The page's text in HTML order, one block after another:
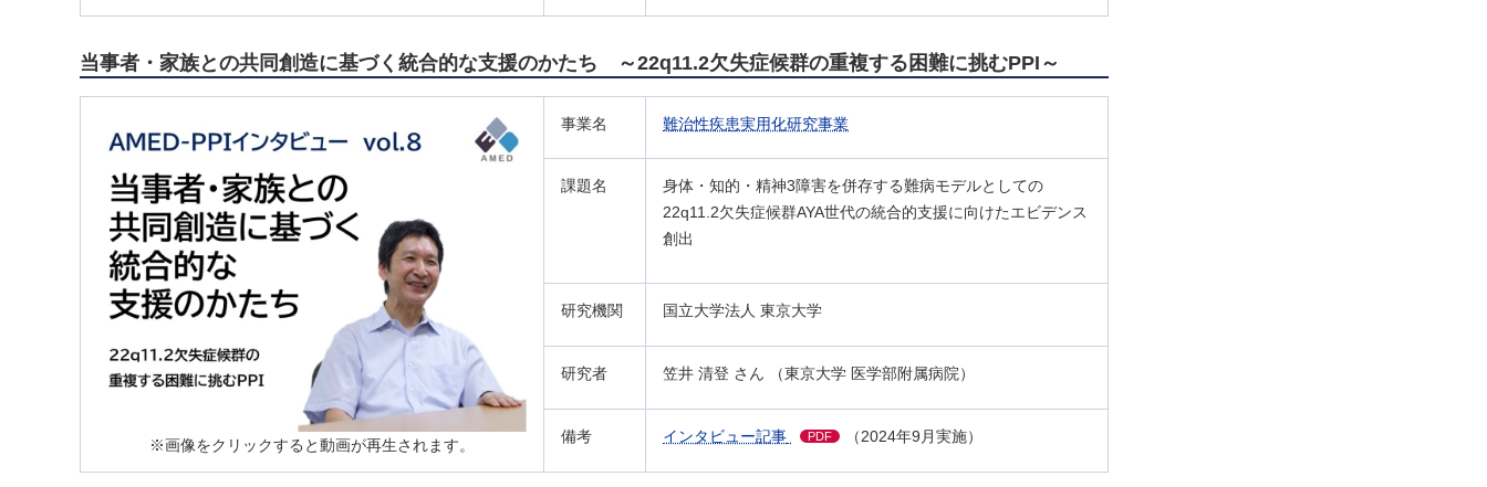
当事者・家族との共同創造に基づく統合的な支援のかたち ～22q11.2欠失症候群の重複する困難に挑むPPI～
※画像をクリックすると動画が再生されます。
事業名 難治性疾患実用化研究事業
課題名
身体・知的・精神3障害を併存する難病モデルとしての
22q11.2欠失症候群AYA世代の統合的支援に向けたエビデンス
創出
研究機関 国立大学法人 東京大学
研究者 笠井 清登 さん （東京大学 医学部附属病院）
備考 インタビュー記事 PDF （2024年9月実施）